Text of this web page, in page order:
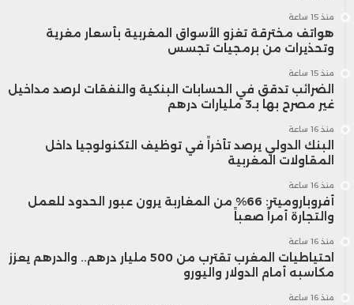
منذ 15 ساعة
هواتف مخترقة تغزو الأسواق المغربية بأسعار مغرية
وتحذيرات من برمجيات تجسس
منذ 15 ساعة
الضرائب تدقق في الحسابات البنكية والنفقات لرصد مداخيل
غير مصرح بها بـ3 مليارات درهم
منذ 16 ساعة
البنك الدولي يرصد تأخراً في توظيف التكنولوجيا داخل
المقاولات المغربية
منذ 16 ساعة
أفروباروميتر: 66% من المغاربة يرون عبور الحدود للعمل
والتجارة أمراً صعباً
منذ 16 ساعة
احتياطيات المغرب تقترب من 500 مليار درهم.. والدرهم يعزز
مكاسبه أمام الدولار واليورو
منذ 16 ساعة